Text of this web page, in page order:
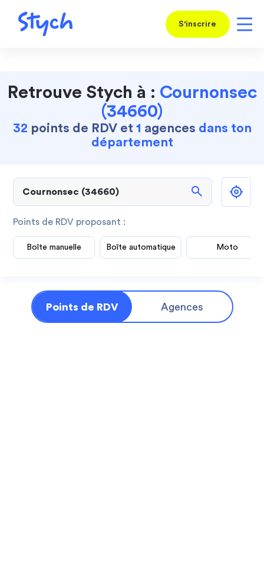
S'inscrire
Retrouve Stych à : Cournonsec
(34660)
32 points de RDV et 1 agences dans ton
département
search
Points de RDV proposant :
Boîte manuelle Boîte automatique Moto
Points de RDV Agences